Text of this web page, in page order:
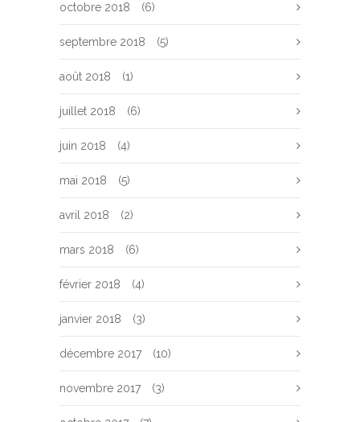
octobre 2018 (6)
septembre 2018 (5)
août 2018 (1)
juillet 2018 (6)
juin 2018 (4)
mai 2018 (5)
avril 2018 (2)
mars 2018 (6)
février 2018 (4)
janvier 2018 (3)
décembre 2017 (10)
novembre 2017 (3)